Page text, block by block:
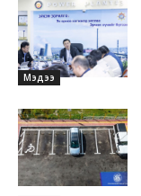
Мэдээ